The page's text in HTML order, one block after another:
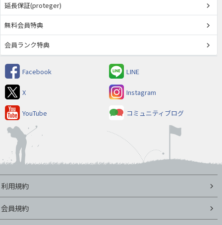
延長保証(proteger)
無料会員特典
会員ランク特典
Facebook LINE
X Instagram
YouTube コミュニティブログ
利用規約
会員規約